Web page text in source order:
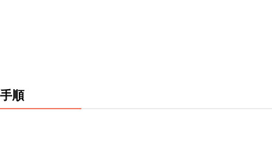
手順